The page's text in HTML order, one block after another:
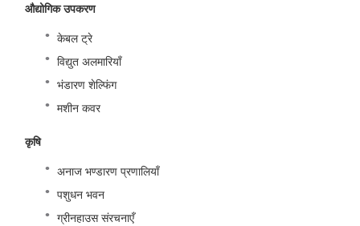
औद्योगिक उपकरण
केबल ट्रे
विद्युत अलमारियाँ
भंडारण शेल्फिंग
मशीन कवर
कृषि
अनाज भण्डारण प्रणालियाँ
पशुधन भवन
ग्रीनहाउस संरचनाएँ